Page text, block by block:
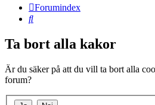
Forumindex
Sök
Ta bort alla kakor
Är du säker på att du vill ta bort alla
forum?